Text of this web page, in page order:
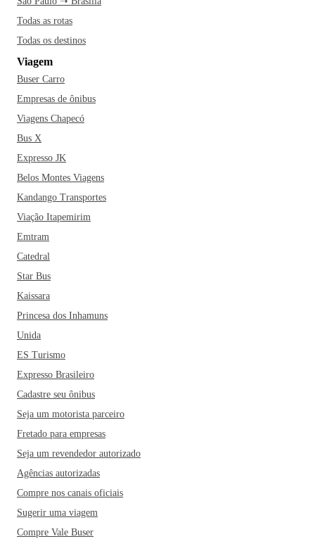
e musicistas. Faça uma pausa no Parque Ibirapuera e
todas as partes do mundo. Curta São Paulo ao máximo e
viva tudo que a cidade tem para oferecer!
Todas as rotas
Todas os destinos
Viagem
Buser Carro
Empresas de ônibus
Viagens Chapecó
Bus X
Expresso JK
Belos Montes Viagens
Kandango Transportes
Viação Itapemirim
Emtram
Catedral
Star Bus
Kaissara
Princesa dos Inhamuns
Unida
ES Turismo
Expresso Brasileiro
Cadastre seu ônibus
Seja um motorista parceiro
Fretado para empresas
Seja um revendedor autorizado
Agências autorizadas
Compre nos canais oficiais
Sugerir uma viagem
Compre Vale Buser